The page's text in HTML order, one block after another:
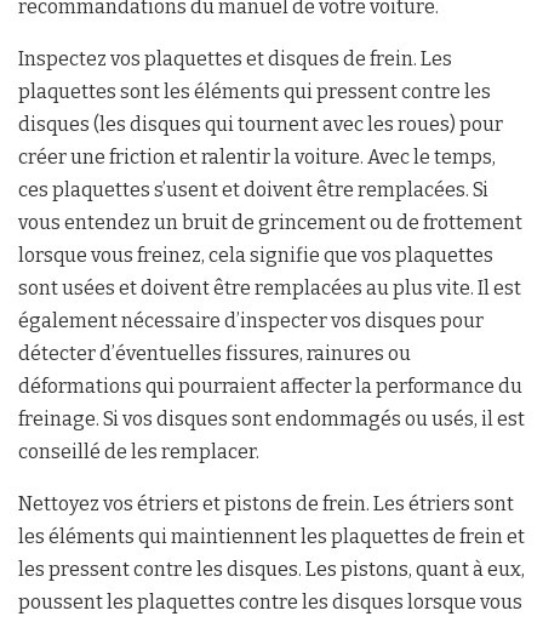
recommandations du manuel de votre voiture.
Inspectez vos plaquettes et disques de frein. Les
plaquettes sont les éléments qui pressent contre les
disques (les disques qui tournent avec les roues) pour
créer une friction et ralentir la voiture. Avec le temps,
ces plaquettes s’usent et doivent être remplacées. Si
vous entendez un bruit de grincement ou de frottement
lorsque vous freinez, cela signifie que vos plaquettes
sont usées et doivent être remplacées au plus vite. Il est
également nécessaire d’inspecter vos disques pour
détecter d’éventuelles fissures, rainures ou
déformations qui pourraient affecter la performance du
freinage. Si vos disques sont endommagés ou usés, il est
conseillé de les remplacer.
Nettoyez vos étriers et pistons de frein. Les étriers sont
les éléments qui maintiennent les plaquettes de frein et
les pressent contre les disques. Les pistons, quant à eux,
poussent les plaquettes contre les disques lorsque vous